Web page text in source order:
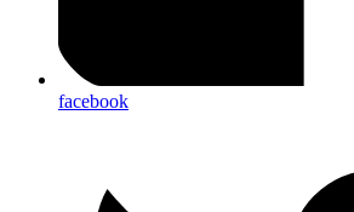
facebook